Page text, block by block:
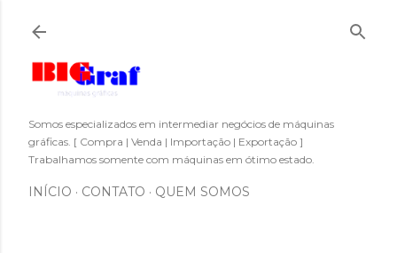
Somos especializados em intermediar negócios de máquinas
gráficas. [ Compra | Venda | Importação | Exportação ]
Trabalhamos somente com máquinas em ótimo estado.
INÍCIO CONTATO QUEM SOMOS